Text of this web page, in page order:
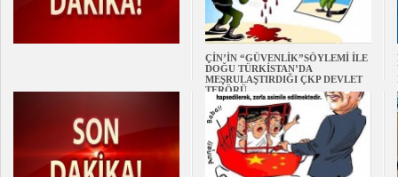
ÇİN’İN “GÜVENLİK”SÖYLEMİ İLE
DOĞU TÜRKİSTAN’DA
MEŞRULAŞTIRDIĞI ÇKP DEVLET
TERÖRÜ